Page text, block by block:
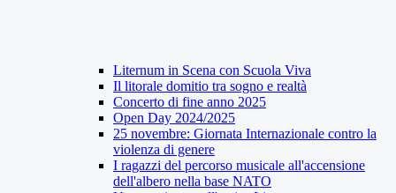
Liternum in Scena con Scuola Viva
Il litorale domitio tra sogno e realtà
Concerto di fine anno 2025
Open Day 2024/2025
25 novembre: Giornata Internazionale contro la
violenza di genere
I ragazzi del percorso musicale all'accensione
dell'albero nella base NATO